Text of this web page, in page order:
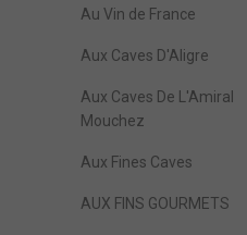
Au Vin de France
Aux Caves D'Aligre
Aux Caves De L'Amiral
Mouchez
Aux Fines Caves
AUX FINS GOURMETS